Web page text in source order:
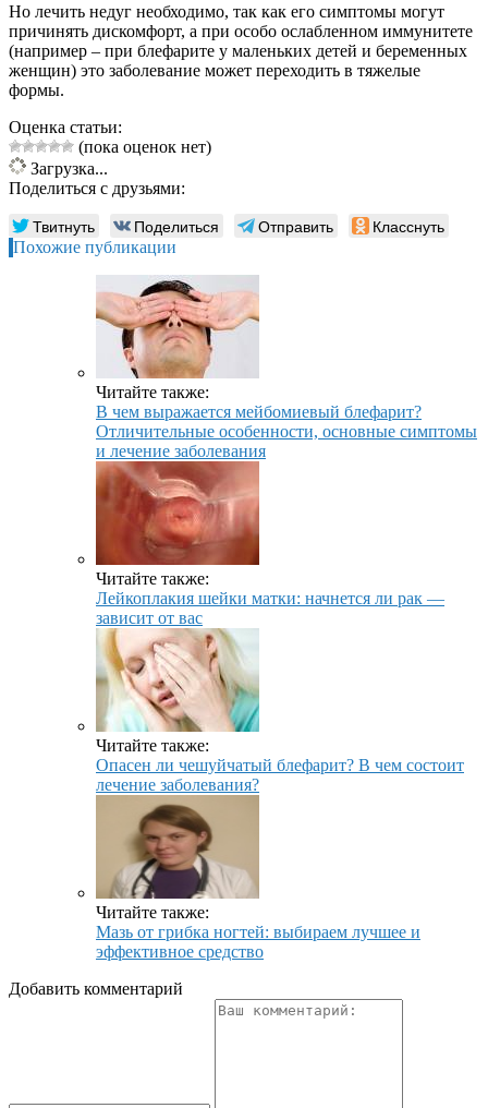
Но лечить недуг необходимо, так как его симптомы могут
причинять дискомфорт, а при особо ослабленном иммунитете
(например – при блефарите у маленьких детей и беременных
женщин) это заболевание может переходить в тяжелые
формы.
Оценка статьи:
(пока оценок нет)
Загрузка...
Поделиться с друзьями:
Твитнуть Поделиться Отправить Класснуть
Похожие публикации
Читайте также:
В чем выражается мейбомиевый блефарит?
Отличительные особенности, основные симптомы
и лечение заболевания
Читайте также:
Лейкоплакия шейки матки: начнется ли рак —
зависит от вас
Читайте также:
Опасен ли чешуйчатый блефарит? В чем состоит
лечение заболевания?
Читайте также:
Мазь от грибка ногтей: выбираем лучшее и
эффективное средство
Добавить комментарий